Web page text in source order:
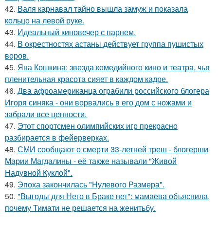
42. Валя карнавал тайно вышла замуж и показала
кольцо на левой руке.
43. Идеальный киновечер с парнем.
44. В окрестностях астаны действует группа пушистых
воров.
45. Яна Кошкина: звезда комедийного кино и театра, чья
пленительная красота сияет в каждом кадре.
46. Два афроамериканца ограбили российского блогера
Игоря синяка - они ворвались в его дом с ножами и
забрали все ценности.
47. Этот спортсмен олимпийских игр прекрасно
разбирается в фейерверках.
48. СМИ сообщают о смерти 33-летней треш - блогерши
Марии Магдалины - её также называли "Живой
Надувной Куклой".
49. Эпоха закончилась "Нулевого Размера".
50. "Выгоды для Него в Браке нет": мамаева объяснила,
почему Тимати не решается на женитьбу.